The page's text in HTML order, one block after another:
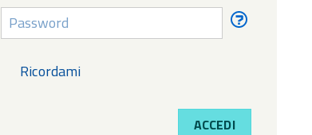
Password
Password
Ricordami
ACCEDI